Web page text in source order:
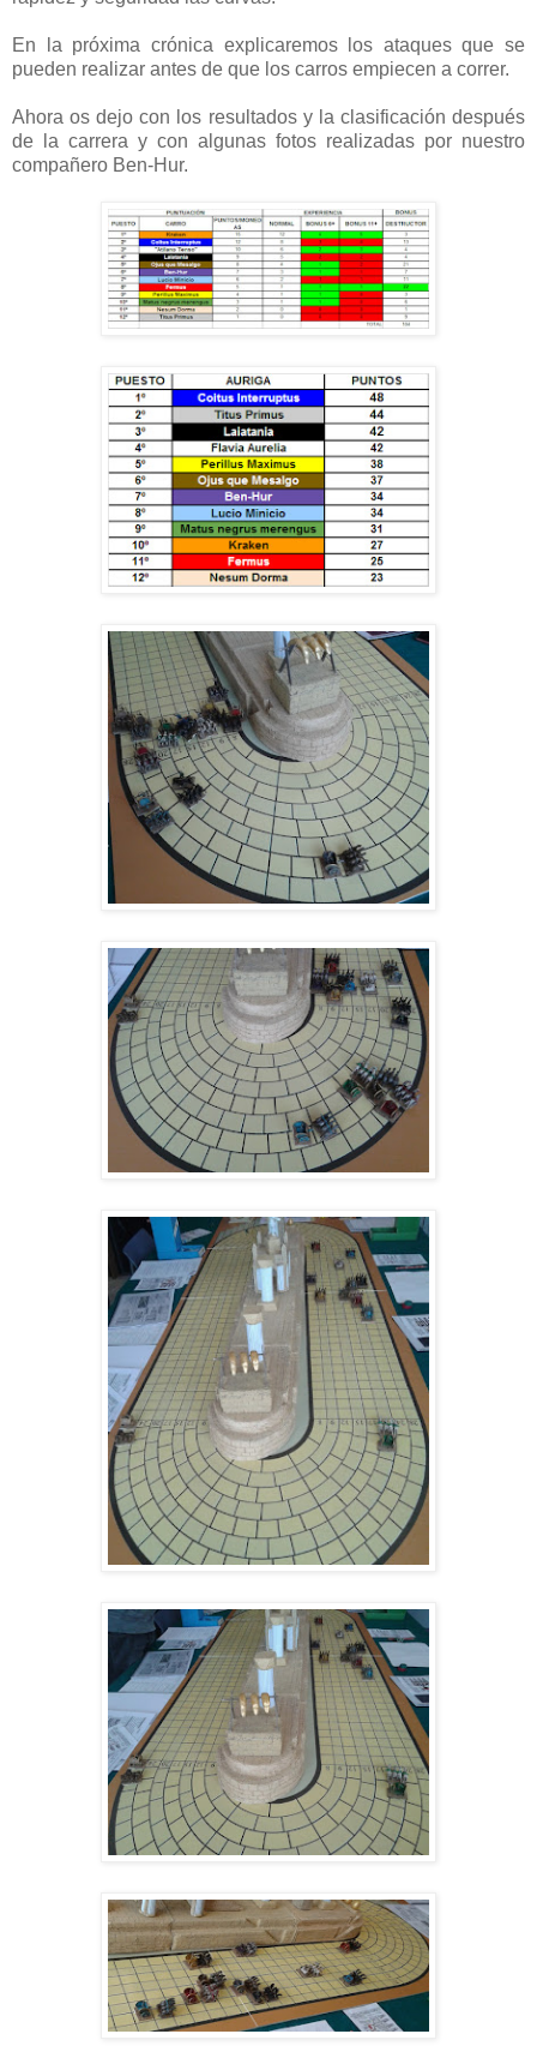
En la próxima crónica explicaremos los ataques que se
pueden realizar antes de que los carros empiecen a correr.
Ahora os dejo con los resultados y la clasificación después
de la carrera y con algunas fotos realizadas por nuestro
compañero Ben-Hur.